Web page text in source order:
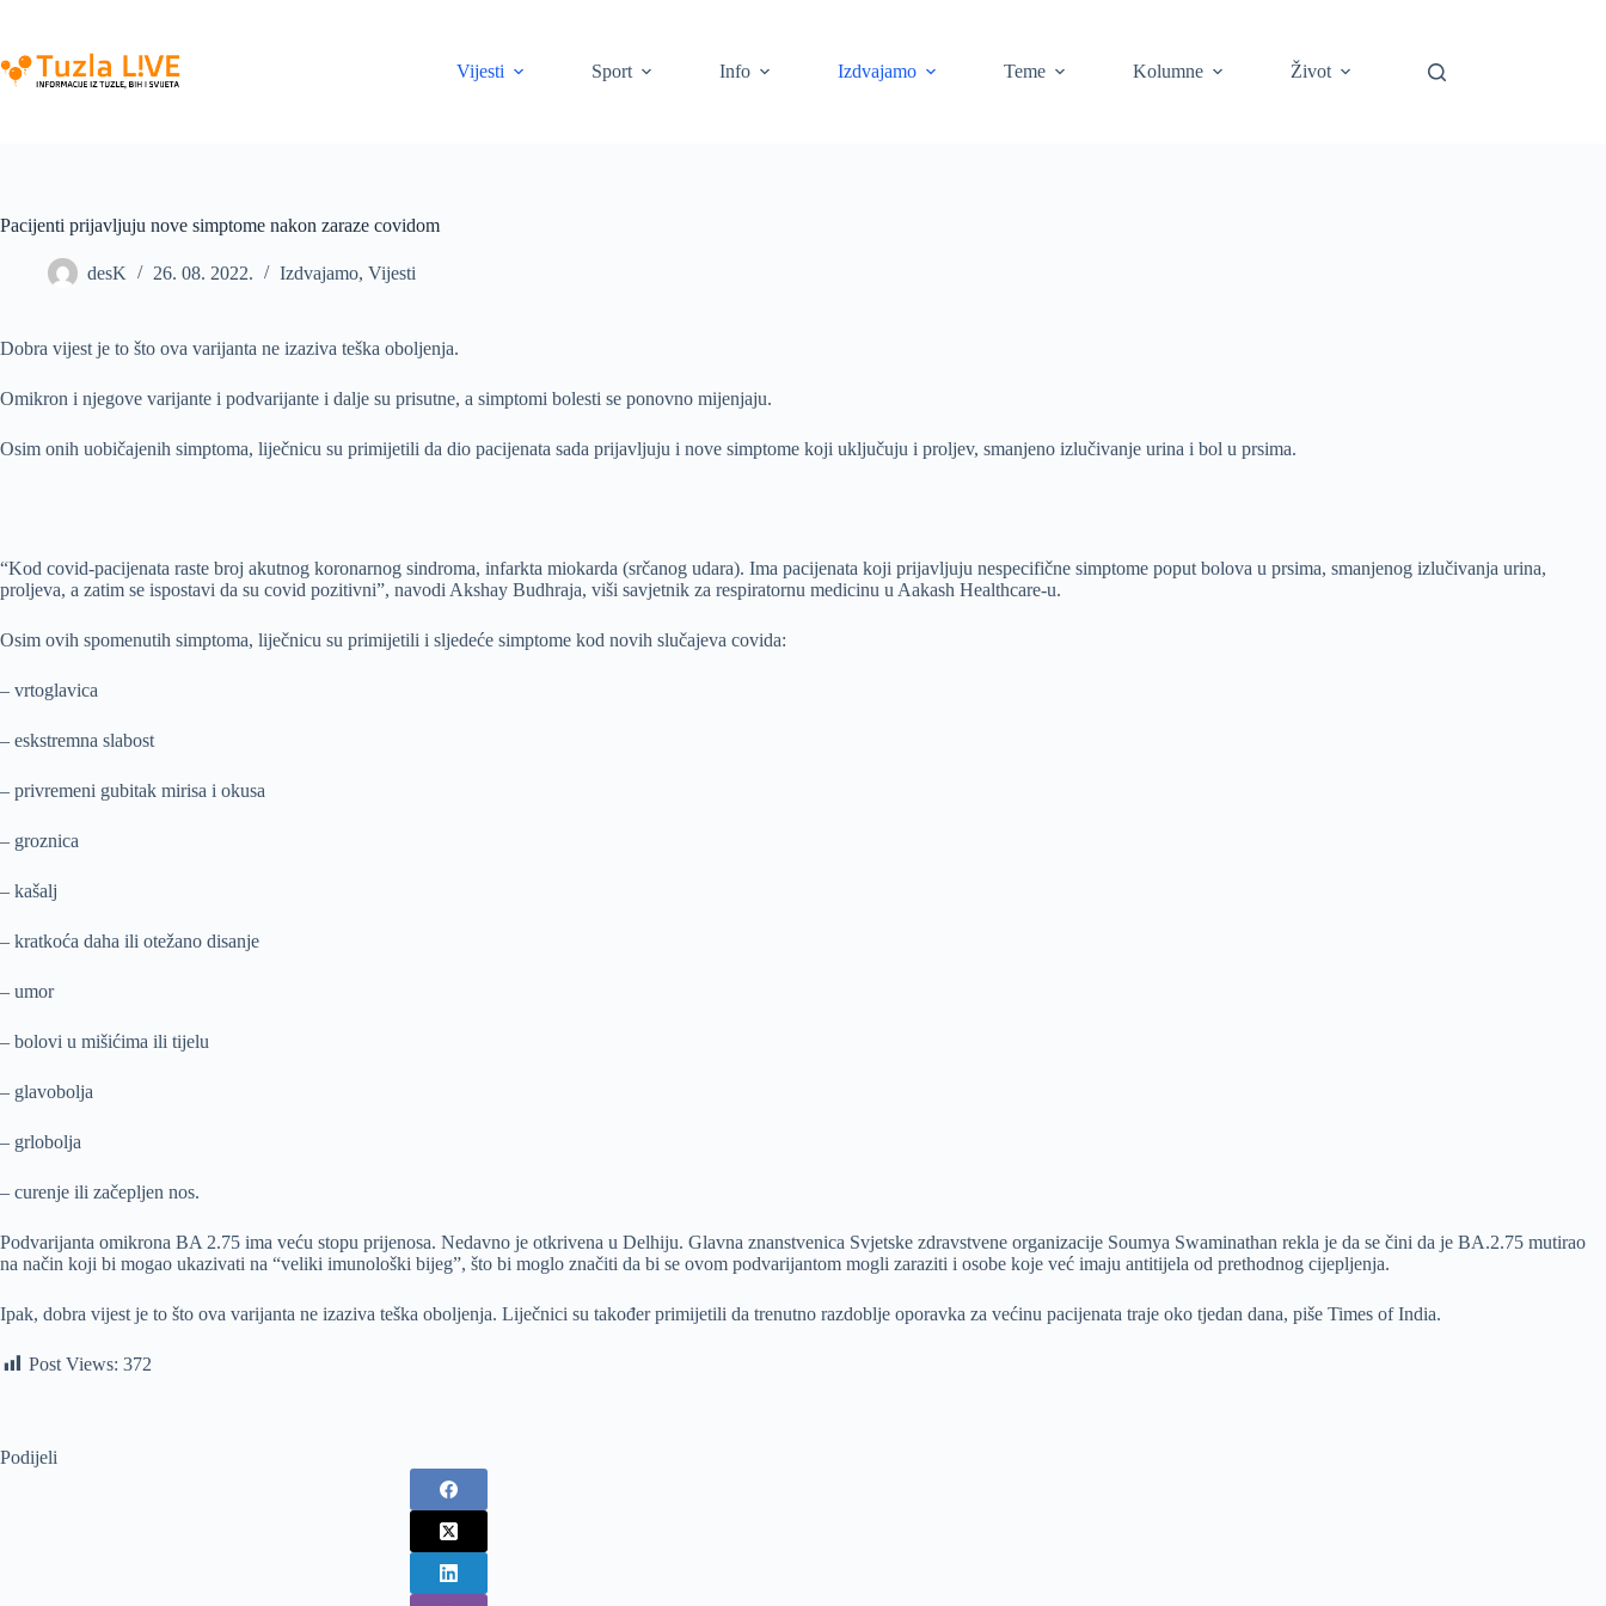
content
Vijesti
Sport Info Izdvajamo Teme Kolumne Život
Pacijenti prijavljuju nove simptome nakon zaraze covidom
desK 26. 08. 2022. Izdvajamo, Vijesti
Dobra vijest je to što ova varijanta ne izaziva teška oboljenja.
Omikron i njegove varijante i podvarijante i dalje su prisutne, a simptomi bolesti se ponovno mijenjaju.
Osim onih uobičajenih simptoma, liječnicu su primijetili da dio pacijenata sada prijavljuju i nove simptome koji uključuju i proljev, smanjeno izlučivanje urina i bol u prsima.
“Kod covid-pacijenata raste broj akutnog koronarnog sindroma, infarkta miokarda (srčanog udara). Ima pacijenata koji prijavljuju nespecifične simptome poput bolova u prsima, smanjenog izlučivanja urina,
proljeva, a zatim se ispostavi da su covid pozitivni”, navodi Akshay Budhraja, viši savjetnik za respiratornu medicinu u Aakash Healthcare-u.
Osim ovih spomenutih simptoma, liječnicu su primijetili i sljedeće simptome kod novih slučajeva covida:
– vrtoglavica
– eskstremna slabost
– privremeni gubitak mirisa i okusa
– groznica
– kašalj
– kratkoća daha ili otežano disanje
– umor
– bolovi u mišićima ili tijelu
– glavobolja
– grlobolja
– curenje ili začepljen nos.
Podvarijanta omikrona BA 2.75 ima veću stopu prijenosa. Nedavno je otkrivena u Delhiju. Glavna znanstvenica Svjetske zdravstvene organizacije Soumya Swaminathan rekla je da se čini da je BA.2.75 mutirao
na način koji bi mogao ukazivati na “veliki imunološki bijeg”, što bi moglo značiti da bi se ovom podvarijantom mogli zaraziti i osobe koje već imaju antitijela od prethodnog cijepljenja.
Ipak, dobra vijest je to što ova varijanta ne izaziva teška oboljenja. Liječnici su također primijetili da trenutno razdoblje oporavka za većinu pacijenata traje oko tjedan dana, piše Times of India.
Post Views: 372
Podijeli